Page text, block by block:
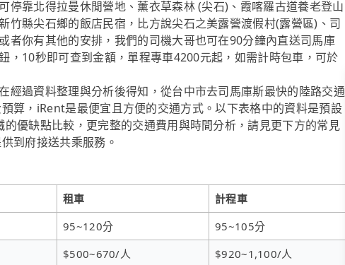
停靠北得拉曼休閒營地、薰衣草森林 (尖石)、霞喀羅古道養老登山
竹縣尖石鄉的飯店民宿，比方說尖石之美露營渡假村(露營區)、司
者你有其他的安排，我們的司機大哥也可在90分鐘內直送司馬庫
，10秒即可查到金額，單程專車4200元起，如需計時包車，可於
經過資料整理與分析後得知，從台中市去司馬庫斯最快的陸路交通
算，iRent是最便宜且方便的交通方式。以下表格中的資料是預設
優缺點比較，更完整的交通費用與時間分析，請見更下方的常見
到府接送共乘服務。
租車
計程車
95~120分
95~105分
$500~670/人
$920~1,100/人